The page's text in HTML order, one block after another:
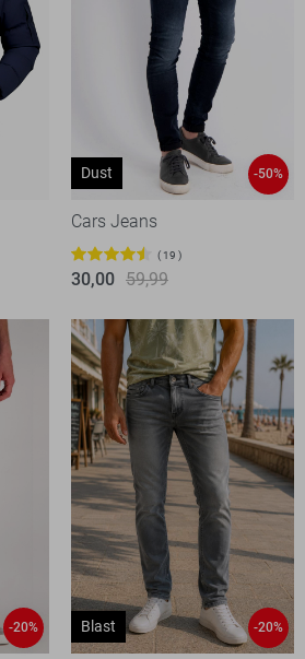
Dust -50%
Cars Jeans
19
30,00 59,99
-20% Blast -20%